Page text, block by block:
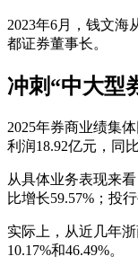
2023年6月，钱文海
都证券董事长。
冲刺“中大型
2025年券商业绩集
利润18.92亿元，同
从具体业务表现来
比增长59.57%；投
实际上，从近几年
10.17%和46.49%。